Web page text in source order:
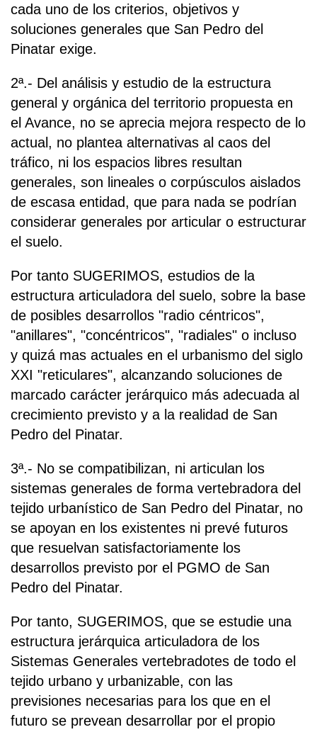
cada uno de los criterios, objetivos y
soluciones generales que San Pedro del
Pinatar exige.
2ª.- Del análisis y estudio de la estructura
general y orgánica del territorio propuesta en
el Avance, no se aprecia mejora respecto de lo
actual, no plantea alternativas al caos del
tráfico, ni los espacios libres resultan
generales, son lineales o corpúsculos aislados
de escasa entidad, que para nada se podrían
considerar generales por articular o estructurar
el suelo.
Por tanto SUGERIMOS, estudios de la
estructura articuladora del suelo, sobre la base
de posibles desarrollos "radio céntricos",
"anillares", "concéntricos", "radiales" o incluso
y quizá mas actuales en el urbanismo del siglo
XXI "reticulares", alcanzando soluciones de
marcado carácter jerárquico más adecuada al
crecimiento previsto y a la realidad de San
Pedro del Pinatar.
3ª.- No se compatibilizan, ni articulan los
sistemas generales de forma vertebradora del
tejido urbanístico de San Pedro del Pinatar, no
se apoyan en los existentes ni prevé futuros
que resuelvan satisfactoriamente los
desarrollos previsto por el PGMO de San
Pedro del Pinatar.
Por tanto, SUGERIMOS, que se estudie una
estructura jerárquica articuladora de los
Sistemas Generales vertebradotes de todo el
tejido urbano y urbanizable, con las
previsiones necesarias para los que en el
futuro se prevean desarrollar por el propio